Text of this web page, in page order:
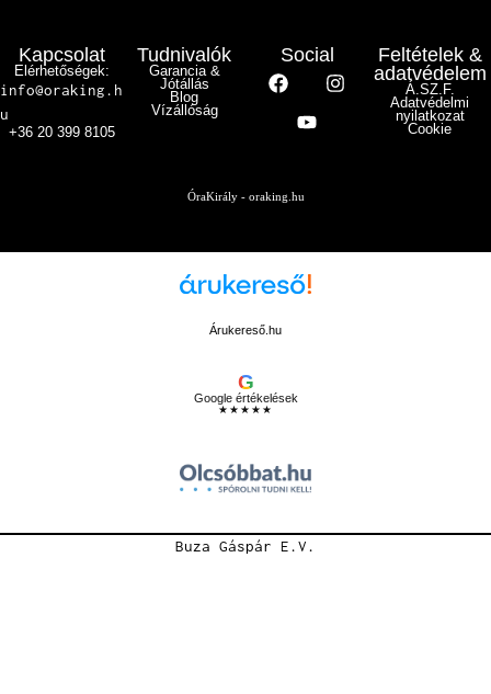
Kapcsolat
Elérhetőségek:
info@oraking.h
u
+36 20 399 8105
Tudnivalók
Garancia &
Jótállás
Blog
Vízállóság
Social
Feltételek &
adatvédelem
Á.SZ.F.
Adatvédelmi
nyilatkozat
Cookie
ÓraKirály - oraking.hu
Árukereső.hu
G
Google értékelések
★★★★★
Buza Gáspár E.V.